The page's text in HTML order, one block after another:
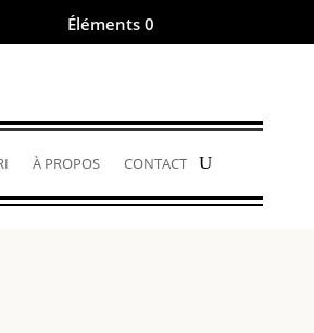
Éléments 0
À PROPOS CONTACT